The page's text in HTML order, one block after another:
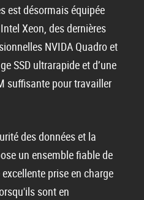
est désormais équipée
Xeon, des dernières
NVIDA Quadro et
SSD ultrarapide et d’une
suffisante pour travailler
des données et la
un ensemble fiable de
prise en charge
sont en